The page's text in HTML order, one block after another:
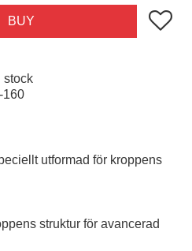
BUY Add to
stock
160
utformad för kroppens
struktur för avancerad